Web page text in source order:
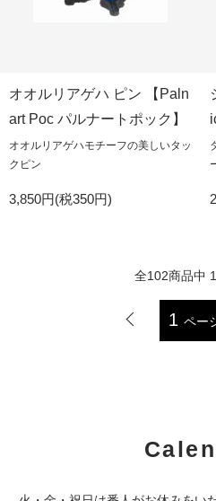
オオルリアゲハ ピン 【Paln
art Poc パルナートポック】
オオルリアゲハモチーフの美しいタッ
クピン
3,850円(税350円)
全102商品中
1 ペー